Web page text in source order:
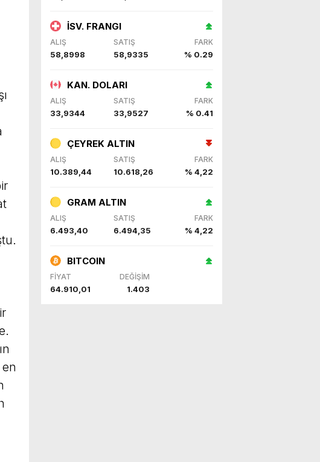
İSV. FRANGI
ALIŞ SATIŞ FARK
58,8998 58,9335 % 0.29
KAN. DOLARI
ALIŞ SATIŞ FARK
33,9344 33,9527 % 0.41
ÇEYREK ALTIN
ALIŞ SATIŞ FARK
10.389,44 10.618,26 % 4,22
GRAM ALTIN
ALIŞ SATIŞ FARK
6.493,40 6.494,35 % 4,22
BITCOIN
FİYAT DEĞİŞİM
64.910,01 1.403